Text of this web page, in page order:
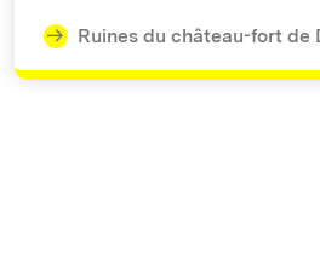
Ruines du château-fort de